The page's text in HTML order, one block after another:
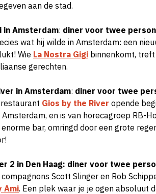
aan de stad.
in Amsterdam: diner voor twee
wat hij wilde in Amsterdam: een
Wie La Nostra Gigi binnenkomt,
gerechten.
in Amsterdam: diner voor twee
Gios by the River opende
Amsterdam, en is van horecagroep RB-
bar, omringd door een grote
2 in Den Haag: diner voor twee
Scott Slinger en Rob
Ami. Een plek waar je je ogen absoluut